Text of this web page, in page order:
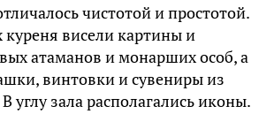
чистотой и простотой.
куреня висели картины и
атаманов и монарших особ, а
винтовки и сувениры из
углу зала располагались иконы.